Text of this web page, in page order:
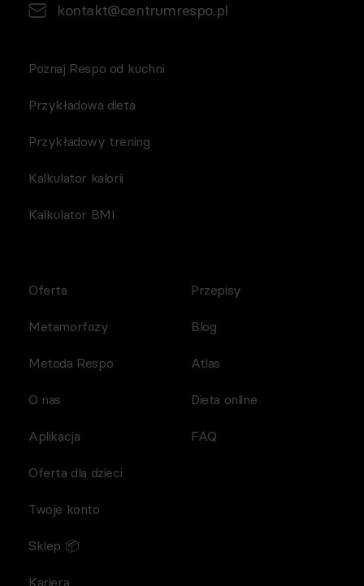
kontakt@centrumrespo.pl
Poznaj Respo od kuchni
Przykładowa dieta
Przykładowy trening
Kalkulator kalorii
Kalkulator BMI
Oferta
Metamorfozy
Metoda Respo
O nas
Aplikacja
Przepisy
Blog
Atlas
Dieta online
FAQ
Oferta dla dzieci
Twoje konto
Sklep 📦
Kariera